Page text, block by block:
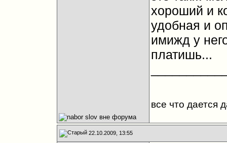
хороший и
удобная и
имижд у
платишь...
все что дается
22.10.2009, 13:55